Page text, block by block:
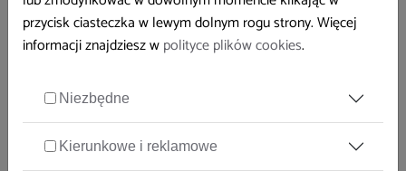
żądanie,
wskazanie dogodnej formy udostępnienia informacji, jeśli
żądanie dotyczy udostępnienia w formie alternatywnej
Rozpatrzenie zgłoszenia powinno nastąpić niezwłocznie,
najpóźniej w ciągu 7 dni. Jeśli w tym terminie zapewnienie
przycisk ciasteczka w lewym dolnym rogu strony. Więcej
informacji znajdziesz wpolityce plików cookies.
Niezbędne
Kierunkowe i reklamowe